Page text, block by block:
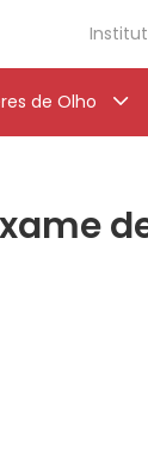
de Olho